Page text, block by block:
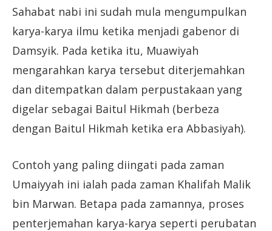
Sahabat nabi ini sudah mula mengumpulkan
karya-karya ilmu ketika menjadi gabenor di
Damsyik. Pada ketika itu, Muawiyah
mengarahkan karya tersebut diterjemahkan
dan ditempatkan dalam perpustakaan yang
digelar sebagai Baitul Hikmah (berbeza
dengan Baitul Hikmah ketika era Abbasiyah).
Contoh yang paling diingati pada zaman
Umaiyyah ini ialah pada zaman Khalifah Malik
bin Marwan. Betapa pada zamannya, proses
penterjemahan karya-karya seperti perubatan